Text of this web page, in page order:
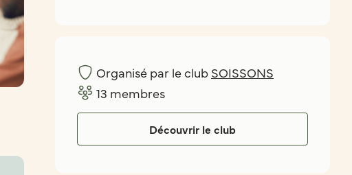
Organisé par le club SOISSONS
13 membres
Découvrir le club